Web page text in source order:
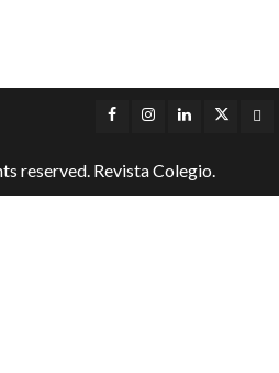
Facebook
Instagram
LinkedInTwitter
reserved. Revista Colegio.